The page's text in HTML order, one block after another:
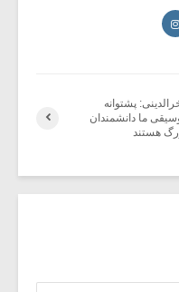
پشتوانه
ما دانشمندان
هستند